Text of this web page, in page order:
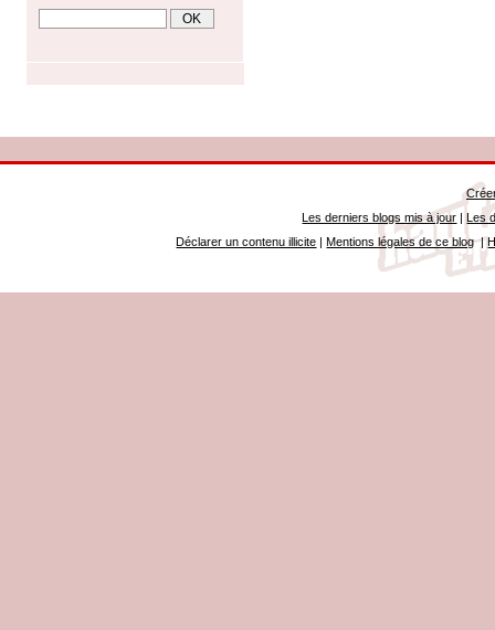
Les derniers blogs mis à jour |Les
Déclarer un contenu illicite |Mentions légales de ce blog|